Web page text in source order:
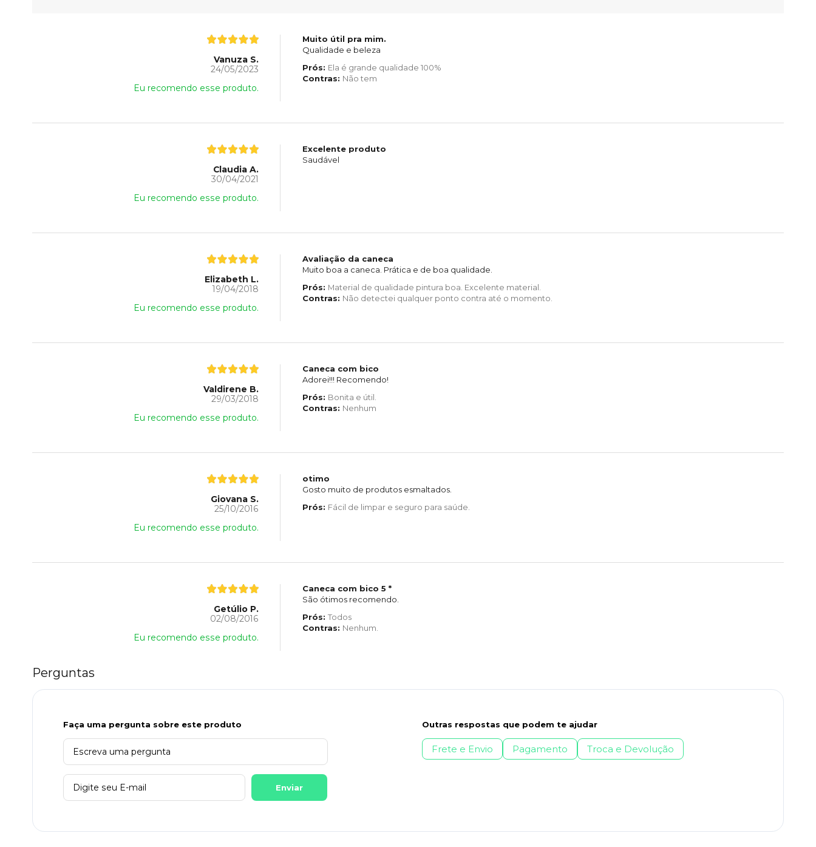
Vanuza S.
24/05/2023
Eu recomendo esse produto.
Muito útil pra mim.
Qualidade e beleza
Prós: Ela é grande qualidade 100%
Contras: Não tem
Claudia A.
30/04/2021
Eu recomendo esse produto.
Excelente produto
Saudável
Elizabeth L.
19/04/2018
Eu recomendo esse produto.
Avaliação da caneca
Muito boa a caneca. Prática e de boa qualidade.
Prós: Material de qualidade pintura boa. Excelente material.
Contras: Não detectei qualquer ponto contra até o momento.
Valdirene B.
29/03/2018
Eu recomendo esse produto.
Caneca com bico
Adorei!!! Recomendo!
Prós: Bonita e útil.
Contras: Nenhum
Giovana S.
25/10/2016
Eu recomendo esse produto.
otimo
Gosto muito de produtos esmaltados.
Prós: Fácil de limpar e seguro para saúde.
Getúlio P.
02/08/2016
Eu recomendo esse produto.
Caneca com bico 5 *
São ótimos recomendo.
Prós: Todos
Contras: Nenhum.
Perguntas
Faça uma pergunta sobre este produto
Enviar
Outras respostas que podem te ajudar
Frete e Envio Pagamento Troca e Devolução